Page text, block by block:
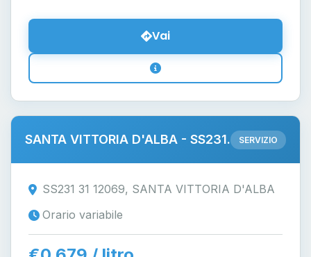
Vai
SANTA VITTORIA D'ALBA - SS231. SERVIZIO
SS231 31 12069, SANTA VITTORIA D'ALBA
Orario variabile